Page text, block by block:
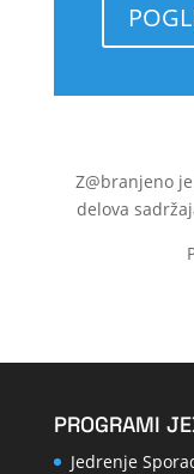
Z@branjeno
delova
PROGRAMI
Jedrenje